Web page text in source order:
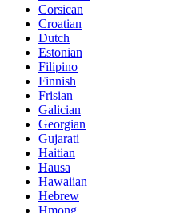
Corsican
Croatian
Dutch
Estonian
Filipino
Finnish
Frisian
Galician
Georgian
Gujarati
Haitian
Hausa
Hawaiian
Hebrew